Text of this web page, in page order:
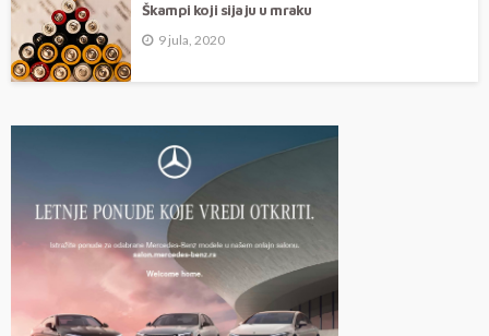
Škampi koji sijaju u mraku
9 jula, 2020